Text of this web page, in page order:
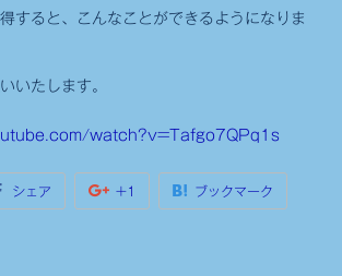
すると、こんなことができるようになりま
いたします。
watch?v=Tafgo7QPq1s
シェア +1 ブックマーク